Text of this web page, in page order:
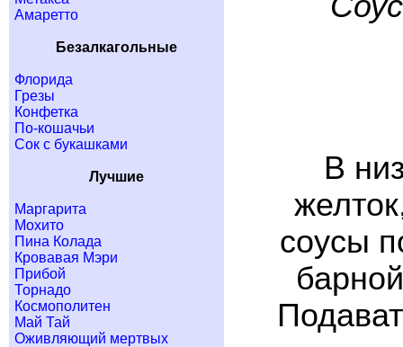
Амаретто
Безалкагольные
Флорида
Грезы
Конфетка
По-кошачьи
Сок с букашками
Лучшие
Маргарита
Мохито
Пина Колада
Кровавая Мэри
Прибой
Торнадо
Космополитен
Май Тай
Оживляющий мертвых
В
соусы